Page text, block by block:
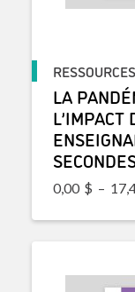
LA
L’IMPACT
0,00 $ –